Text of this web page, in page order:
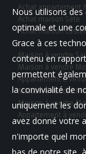
Achat appartement
Achat maison Sète
Achat maison
Maison à vendre
Maison à vendre
Appartement à
Maison à vendre
Maison à vendre
Appartement à
Nous utilisons
optimale et une
Grace à ces
contenu en
permettent
la convivialité de
uniquement les
avez donné votre
n'importe quel